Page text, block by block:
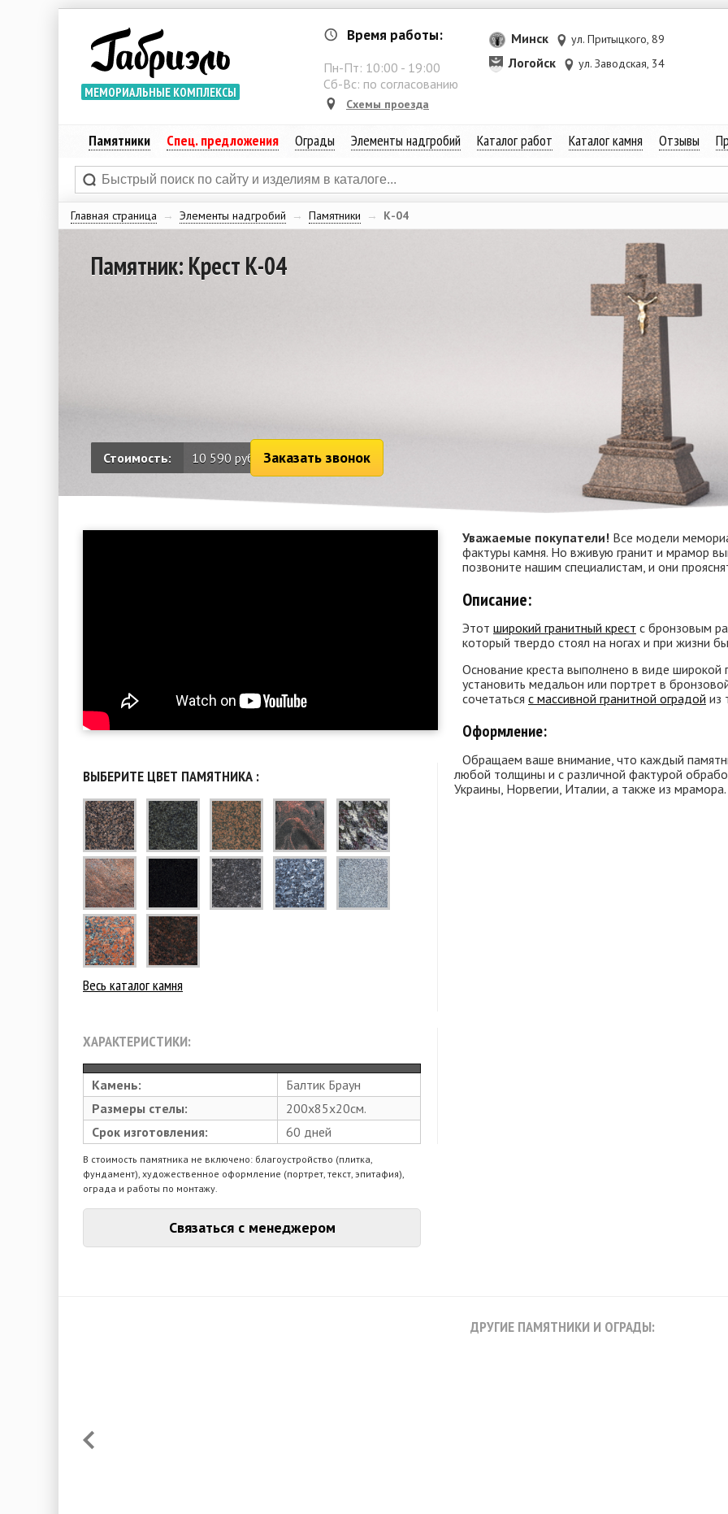
МЕМОРИАЛЬНЫЕ КОМПЛЕКСЫ
Время работы:
Пн-Пт: 10:00 - 19:00
Сб-Вс: по согласованию
Схемы проезда
Минск ул. Притыцкого, 89
Логойск ул. Заводская, 34
Памятники Спец. предложения Ограды Элементы надгробий Каталог работ Каталог камня Отзывы
Главная страница → Элементы надгробий → Памятники → К-04
Памятник: Крест К-04
Стоимость: 10 590 руб. Заказать звонок
ВЫБЕРИТЕ ЦВЕТ ПАМЯТНИКА :
Весь каталог камня
ХАРАКТЕРИСТИКИ:
Камень:
Балтик Браун
Размеры стелы:
200х85х20см.
Срок изготовления:
60 дней
В стоимость памятника не включено: благоустройство (плитка,
фундамент), художественное оформление (портрет, текст, эпитафия),
ограда и работы по монтажу.
Связаться с менеджером
Уважаемые покупатели! Все модели
фактуры камня. Но вживую гранит и мрамор
позвоните нашим специалистам, и они
Описание:
Этот широкий гранитный крест с бронзовым
который твердо стоял на ногах и при жизни
Основание креста выполнено в виде
установить медальон или портрет в
сочетаться с массивной гранитной оградой из
Оформление:
Обращаем ваше внимание, что каждый
любой толщины и с различной фактурой
Украины, Норвегии, Италии, а также из мрамора.
ДРУГИЕ ПАМЯТНИКИ И ОГРАДЫ: